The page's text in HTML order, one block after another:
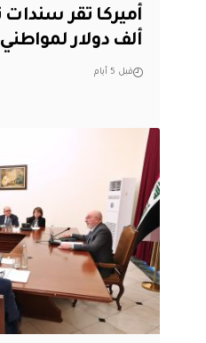
ألف دولار لمواطني 50 دولة
قبل 5 أيام